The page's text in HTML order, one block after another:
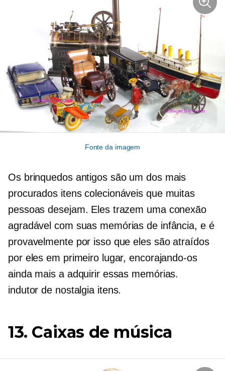
Fonte da imagem
Os brinquedos antigos são um dos mais
procurados itens colecionáveis ​​​​que muitas
pessoas desejam. Eles trazem uma conexão
agradável com suas memórias de infância, e é
provavelmente por isso que eles são atraídos
por eles em primeiro lugar, encorajando-os
ainda mais a adquirir essas memórias.
indutor de nostalgia itens.
13. Caixas de música